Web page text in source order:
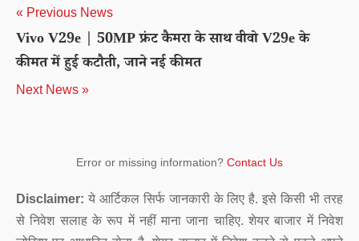
« Previous News
Vivo V29e | 50MP फ्रंट कैमरा के साथ वीवो V29e के
कीमत में हुई कटौती, जाने नई कीमत
Next News »
Error or missing information? Contact Us
Disclaimer: ये आर्टिकल सिर्फ जानकारी के लिए है. इसे किसी भी तरह
से निवेश सलाह के रूप में नहीं माना जाना चाहिए. शेयर बाजार में निवेश